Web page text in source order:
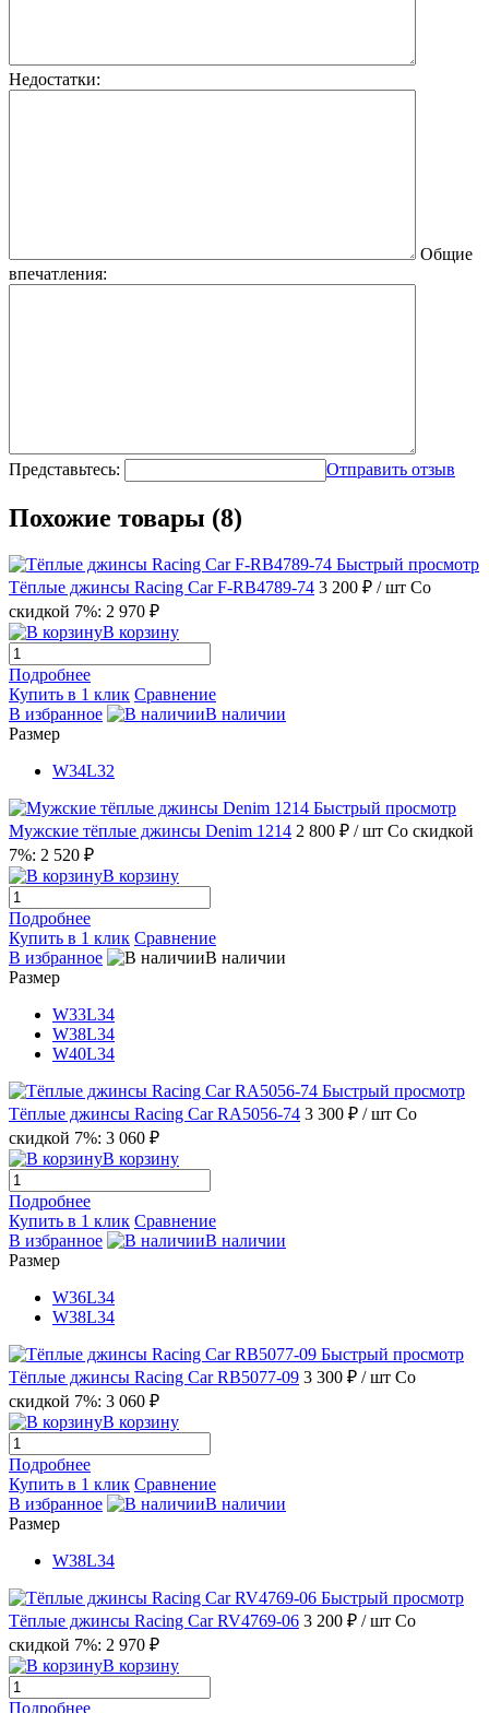
Недостатки:
Общие
впечатления:
Представьтесь: Отправить отзыв
Похожие товары (8)
Быстрый просмотр
Тёплые джинсы Racing Car F-RB4789-74 3 200 ₽ / шт Со
скидкой 7%: 2 970 ₽
В корзину
Подробнее
Купить в 1 клик Сравнение
В избранное
В наличии
Размер
W34L32
Быстрый просмотр
Мужские тёплые джинсы Denim 1214 2 800 ₽ / шт Со скидкой
7%: 2 520 ₽
В корзину
Подробнее
Купить в 1 клик Сравнение
В избранное
В наличии
Размер
W33L34
W38L34
W40L34
Быстрый просмотр
Тёплые джинсы Racing Car RA5056-74 3 300 ₽ / шт Со
скидкой 7%: 3 060 ₽
В корзину
Подробнее
Купить в 1 клик Сравнение
В избранное
В наличии
Размер
W36L34
W38L34
Быстрый просмотр
Тёплые джинсы Racing Car RB5077-09 3 300 ₽ / шт Со
скидкой 7%: 3 060 ₽
В корзину
Подробнее
Купить в 1 клик Сравнение
В избранное
В наличии
Размер
W38L34
Быстрый просмотр
Тёплые джинсы Racing Car RV4769-06 3 200 ₽ / шт Со
скидкой 7%: 2 970 ₽
В корзину
Подробнее